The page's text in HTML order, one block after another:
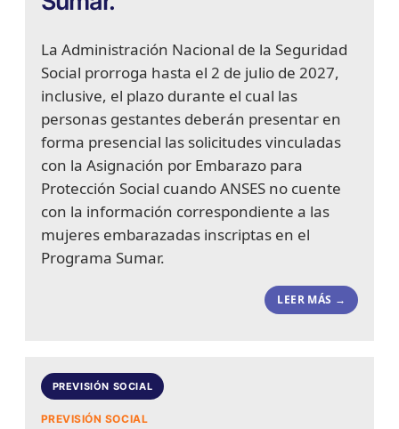
La Administración Nacional de la Seguridad
Social prorroga hasta el 2 de julio de 2027,
inclusive, el plazo durante el cual las
personas gestantes deberán presentar en
forma presencial las solicitudes vinculadas
con la Asignación por Embarazo para
Protección Social cuando ANSES no cuente
con la información correspondiente a las
mujeres embarazadas inscriptas en el
Programa Sumar.
LEER MÁS →
PREVISIÓN SOCIAL
PREVISIÓN SOCIAL